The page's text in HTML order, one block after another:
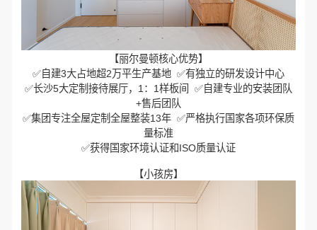
【丽尔曼顿核心优势】
✅自建3大占地超2万平生产基地 ✅有独立的研发设计中心
✅长沙5大定制接待展厅，1：1样板间 ✅自建专业的安装团队
+售后团队
✅集团专注全屋定制全屋整装13年 ✅严格执行国家各项环保质
量标准
✅获得国家环境认证和ISO质量认证
【小孩房】